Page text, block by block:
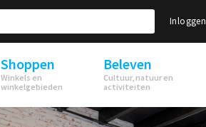
Inloggen
Shoppen
Winkels en
winkelgebieden
Beleven
Cultuur, natuur en
activiteiten